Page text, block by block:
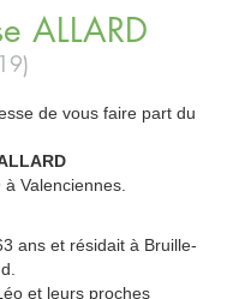
ALLARD
de vous faire part du
Valenciennes.
ans et résidait à Bruille-
et leurs proches